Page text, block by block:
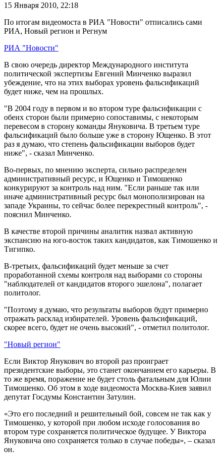
15 Января 2010, 22:18
По итогам видеомоста в РИА "Новости" отписались сами
РИА, Новый регион и Регнум
РИА "Новости"
В свою очередь директор Международного института
политической экспертизы Евгений Минченко выразил
убеждение, что на этих выборах уровень фальсификаций
будет ниже, чем на прошлых.
"В 2004 году в первом и во втором туре фальсификации с
обеих сторон были примерно сопоставимы, с некоторым
перевесом в сторону команды Януковича. В третьем туре
фальсификаций было больше уже в сторону Ющенко. В этот
раз я думаю, что степень фальсификации выборов будет
ниже", - сказал Минченко.
Во-первых, по мнению эксперта, сильно распределен
административный ресурс, и Ющенко и Тимошенко
конкурируют за контроль над ним. "Если раньше так или
иначе административный ресурс был монополизирован на
западе Украины, то сейчас более перекрестный контроль", -
пояснил Минченко.
В качестве второй причины аналитик назвал активную
экспансию на юго-восток таких кандидатов, как Тимошенко и
Тигипко.
В-третьих, фальсификаций будет меньше за счет
проработанной схемы контроля над выборами со стороны
"наблюдателей от кандидатов второго эшелона", полагает
политолог.
"Поэтому я думаю, что результаты выборов будут примерно
отражать расклад избирателей. Уровень фальсификаций,
скорее всего, будет не очень высокий", - отметил политолог.
"Новый регион"
Если Виктор Янукович во второй раз проиграет
президентские выборы, это станет окончанием его карьеры. В
то же время, поражение не будет столь фатальным для Юлии
Тимошенко. Об этом в ходе видеомоста Москва-Киев заявил
депутат Госдумы Константин Затулин.
«Это его последний и решительный бой, совсем не так как у
Тимошенко, у которой при любом исходе голосования во
втором туре сохраняется политическое будущее. У Виктора
Януковича оно сохраняется только в случае победы», – сказал
он.